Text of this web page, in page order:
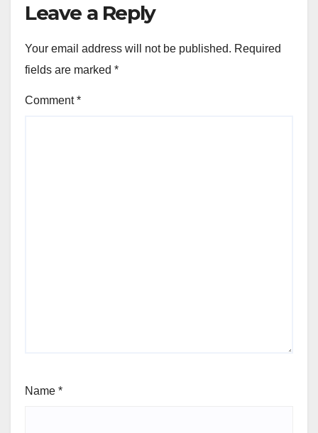
Leave a Reply
Your email address will not be published. Required
fields are marked *
Comment*
Name *